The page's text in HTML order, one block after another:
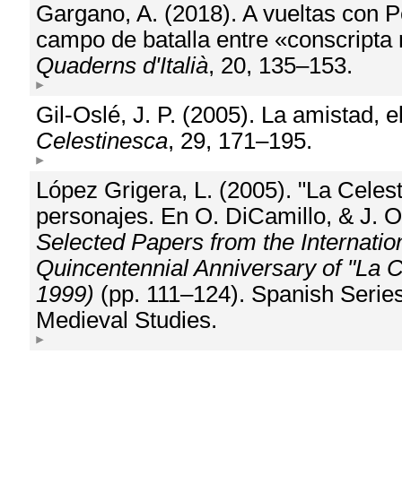
Gargano, A. (2018). A vueltas con
campo de batalla entre
Quaderns d'Italià, 20, 135–153.
Gil-Oslé, J. P. (2005). La amistad,
Celestinesca, 29, 171–195.
López Grigera, L. (2005). "La
personajes. En O. DiCamillo, & J.
Selected Papers from the
Quincentennial Anniversary of "La
1999) (pp. 111–124). Spanish
Medieval Studies.